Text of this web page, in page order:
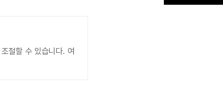
절할 수 있습니다. 여